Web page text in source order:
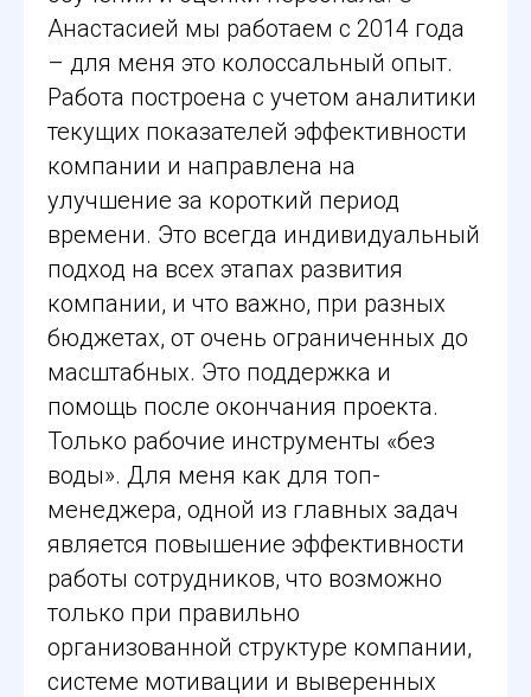
Анастасией мы работаем с 2014 года
– для меня это колоссальный опыт.
Работа построена с учетом аналитики
текущих показателей эффективности
компании и направлена на
улучшение за короткий период
времени. Это всегда индивидуальный
подход на всех этапах развития
компании, и что важно, при разных
бюджетах, от очень ограниченных до
масштабных. Это поддержка и
помощь после окончания проекта.
Только рабочие инструменты «без
воды». Для меня как для топ-
менеджера, одной из главных задач
является повышение эффективности
работы сотрудников, что возможно
только при правильно
организованной структуре компании,
системе мотивации и выверенных